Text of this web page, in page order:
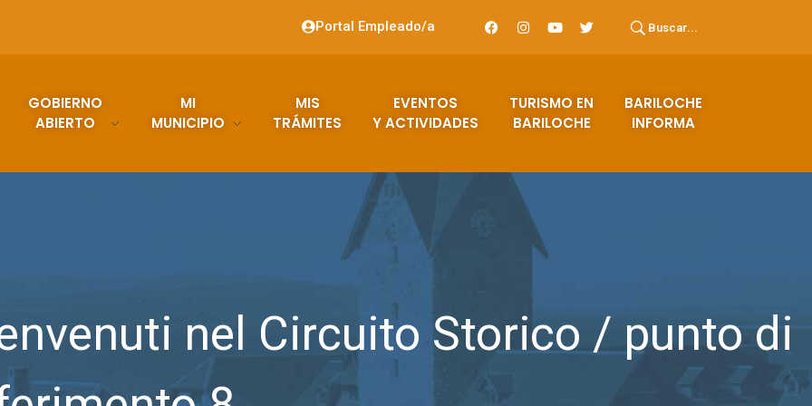
Portal Empleado/a Buscar...
GOBIERNO
ABIERTO
MI
MUNICIPIO
MIS
TRÁMITES
EVENTOS
Y ACTIVIDADES
TURISMO EN
BARILOCHE
BARILOCHE
INFORMA
nel Circuito Storico / punto di